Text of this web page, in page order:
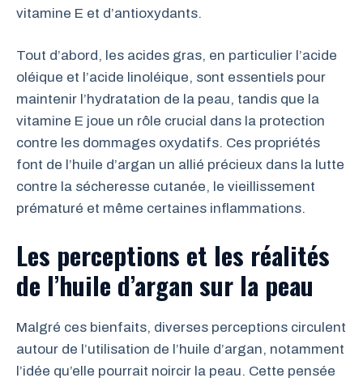
vitamine E et d’antioxydants.
Tout d’abord, les acides gras, en particulier l’acide
oléique et l’acide linoléique, sont essentiels pour
maintenir l’hydratation de la peau, tandis que la
vitamine E joue un rôle crucial dans la protection
contre les dommages oxydatifs. Ces propriétés
font de l’huile d’argan un allié précieux dans la lutte
contre la sécheresse cutanée, le vieillissement
prématuré et même certaines inflammations.
Les perceptions et les réalités
de l’huile d’argan sur la peau
Malgré ces bienfaits, diverses perceptions circulent
autour de l’utilisation de l’huile d’argan, notamment
l’idée qu’elle pourrait noircir la peau. Cette pensée